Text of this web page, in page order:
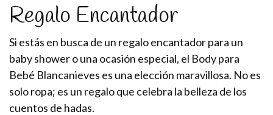
Regalo Encantador
Si estás en busca de un regalo encantador para un
baby shower o una ocasión especial, el Body para
Bebé Blancanieves es una elección maravillosa. No es
solo ropa; es un regalo que celebra la belleza de los
cuentos de hadas.